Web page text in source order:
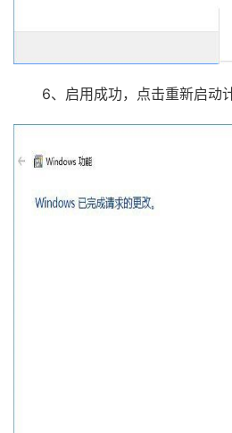
6、启用成功，点击重新启动计